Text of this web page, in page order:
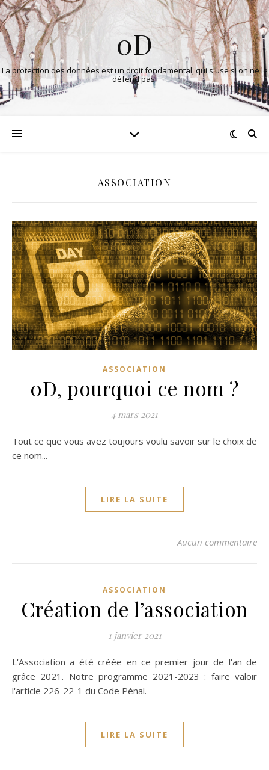
0D
La protection des données est un droit fondamental, qui s'use si on ne le
défend pas.
ASSOCIATION
ASSOCIATION
0D, pourquoi ce nom ?
4 mars 2021
Tout ce que vous avez toujours voulu savoir sur le choix de
ce nom...
LIRE LA SUITE
Aucun commentaire
ASSOCIATION
Création de l’association
1 janvier 2021
L'Association a été créée en ce premier jour de l'an de
grâce 2021. Notre programme 2021-2023 : faire valoir
l'article 226-22-1 du Code Pénal.
LIRE LA SUITE